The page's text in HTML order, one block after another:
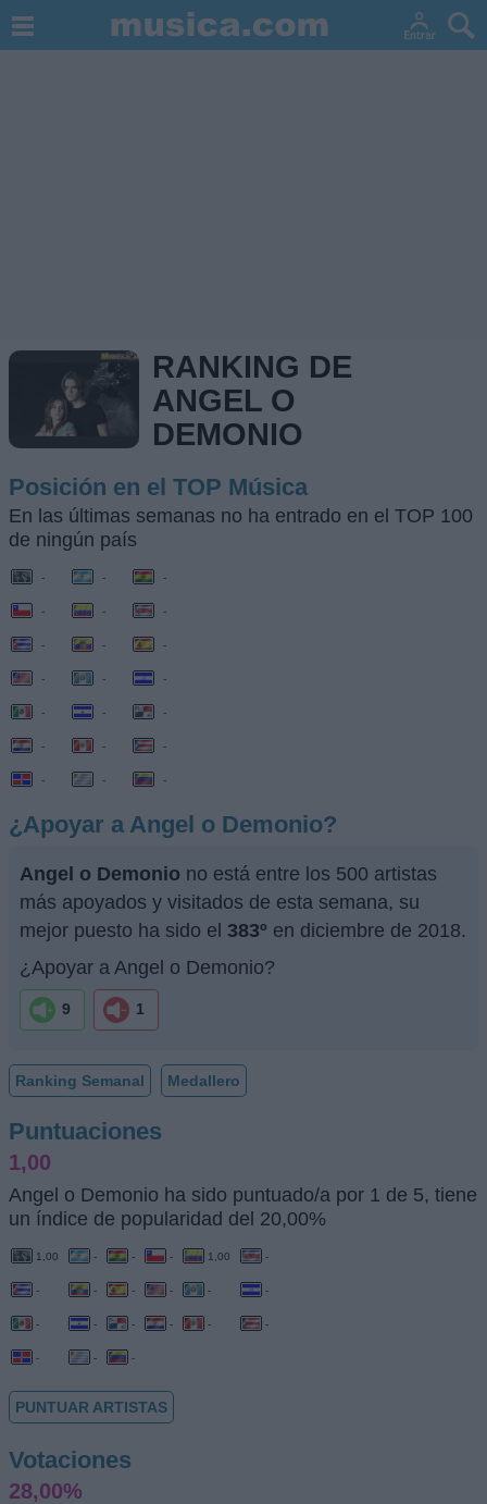
RANKING DE
ANGEL O
DEMONIO
Posición en el TOP Música
En las últimas semanas no ha entrado en el TOP 100
de ningún país
- - -
- - -
- - -
- - -
- - -
- - -
- - -
¿Apoyar a Angel o Demonio?
Angel o Demonio no está entre los 500 artistas
más apoyados y visitados de esta semana, su
mejor puesto ha sido el 383º en diciembre de 2018.
¿Apoyar a Angel o Demonio?
9 1
Ranking Semanal Medallero
Puntuaciones
1,00
Angel o Demonio ha sido puntuado/a por 1 de 5, tiene
un índice de popularidad del 20,00%
1,00 - - - 1,00 -
- - - - - -
- - - - - -
- - -
PUNTUAR ARTISTAS
Votaciones
28,00%